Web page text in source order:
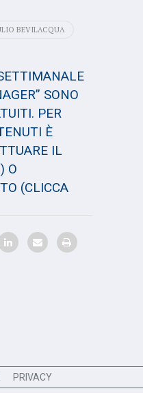
BEVILACQUA
SONO
PER
È
IL
O
(CLICCA
PRIVACY